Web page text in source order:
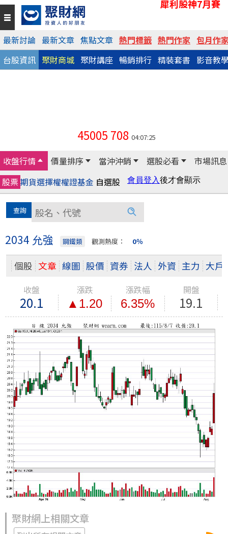
犀利股神7月賽
最新討論 最新文章 焦點文章 熱門標籤 熱門作家 包月作
台股資訊 聚財商城 聚財講座 暢銷排行 精裝套書 影音教
45005 708 04:07:25
收盤行情 價量排序 當沖沖銷 選股必看
市場訊息
股票期貨選擇權權證基金 自選股
2034 允強 鋼鐵類 觀測熱度： 0％
個股 文章 線圖 股價 資券 法人 外資 主力 大戶
收盤 漲跌 漲跌幅 開盤
20.1 ▲1.20 6.35% 19.1
聚財網上相關文章